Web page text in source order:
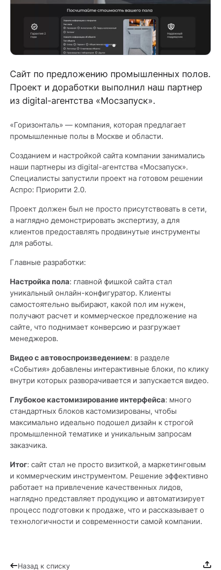
Сайт по предложению промышленных полов.
Проект и доработки выполнил наш партнер
из digital-агентства «Мосзапуск».
«Горизонталь» — компания, которая предлагает
промышленные полы в Москве и области.
Созданием и настройкой сайта компании занимались
наши партнеры из digital-агентства «Мосзапуск».
Специалисты запустили проект на готовом решении
Аспро: Приорити 2.0.
Проект должен был не просто присутствовать в сети,
а наглядно демонстрировать экспертизу, а для
клиентов предоставлять продвинутые инструменты
для работы.
Главные разработки:
Настройка пола: главной фишкой сайта стал
уникальный онлайн-конфигуратор. Клиенты
самостоятельно выбирают, какой пол им нужен,
получают расчет и коммерческое предложение на
сайте, что поднимает конверсию и разгружает
менеджеров.
Видео с автовоспроизведением: в разделе
«События» добавлены интерактивные блоки, по клику
внутри которых разворачивается и запускается видео.
Глубокое кастомизирование интерфейса: много
стандартных блоков кастомизированы, чтобы
максимально идеально подошел дизайн к строгой
промышленной тематике и уникальным запросам
заказчика.
Итог: сайт стал не просто визиткой, а маркетинговым
и коммерческим инструментом. Решение эффективно
работает на привлечение качественных лидов,
наглядно представляет продукцию и автоматизирует
процесс подготовки к продаже, что и рассказывает о
технологичности и современности самой компании.
Назад к списку